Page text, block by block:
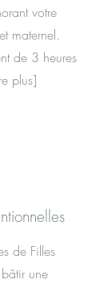
votre
maternel.
de 3 heures
plus]
de Filles
une